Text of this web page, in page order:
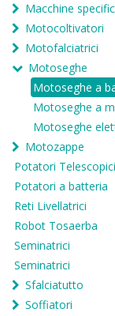
Macchine
Motocoltivatori
Motofalciatrici
Motoseghe
Motoseghe a
Motoseghe a
Motoseghe
Motozappe
Potatori Telescopici
Potatori a batteria
Reti Livellatrici
Robot Tosaerba
Seminatrici
Seminatrici
Sfalciatutto
Soffiatori